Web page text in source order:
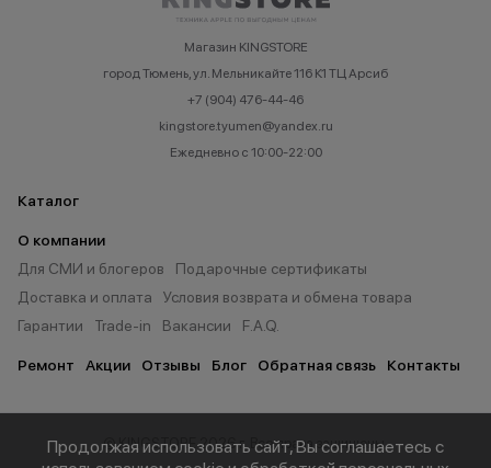
Магазин KINGSTORE
город Тюмень, ул. Мельникайте 116 К1 ТЦ Арсиб
+7 (904) 476-44-46
kingstore.tyumen@yandex.ru
Ежедневно с 10:00-22:00
Каталог
О компании
Для СМИ и блогеров
Подарочные сертификаты
Доставка и оплата
Условия возврата и обмена товара
Гарантии
Trade-in Вакансии F.A.Q.
Ремонт Акции Отзывы Блог Обратная связь Контакты
© KINGSTORE 2026 г. Все права защищены.
Продолжая использовать сайт, Вы соглашаетесь с